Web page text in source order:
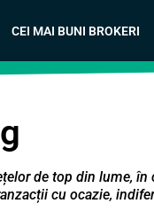
CEI MAI BUNI BROKERI
de top din lume, în
cu ocazie,